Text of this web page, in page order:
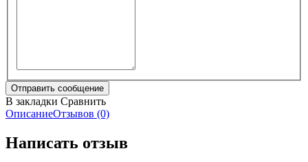
В закладки Сравнить
ОписаниеОтзывов (0)
Написать отзыв